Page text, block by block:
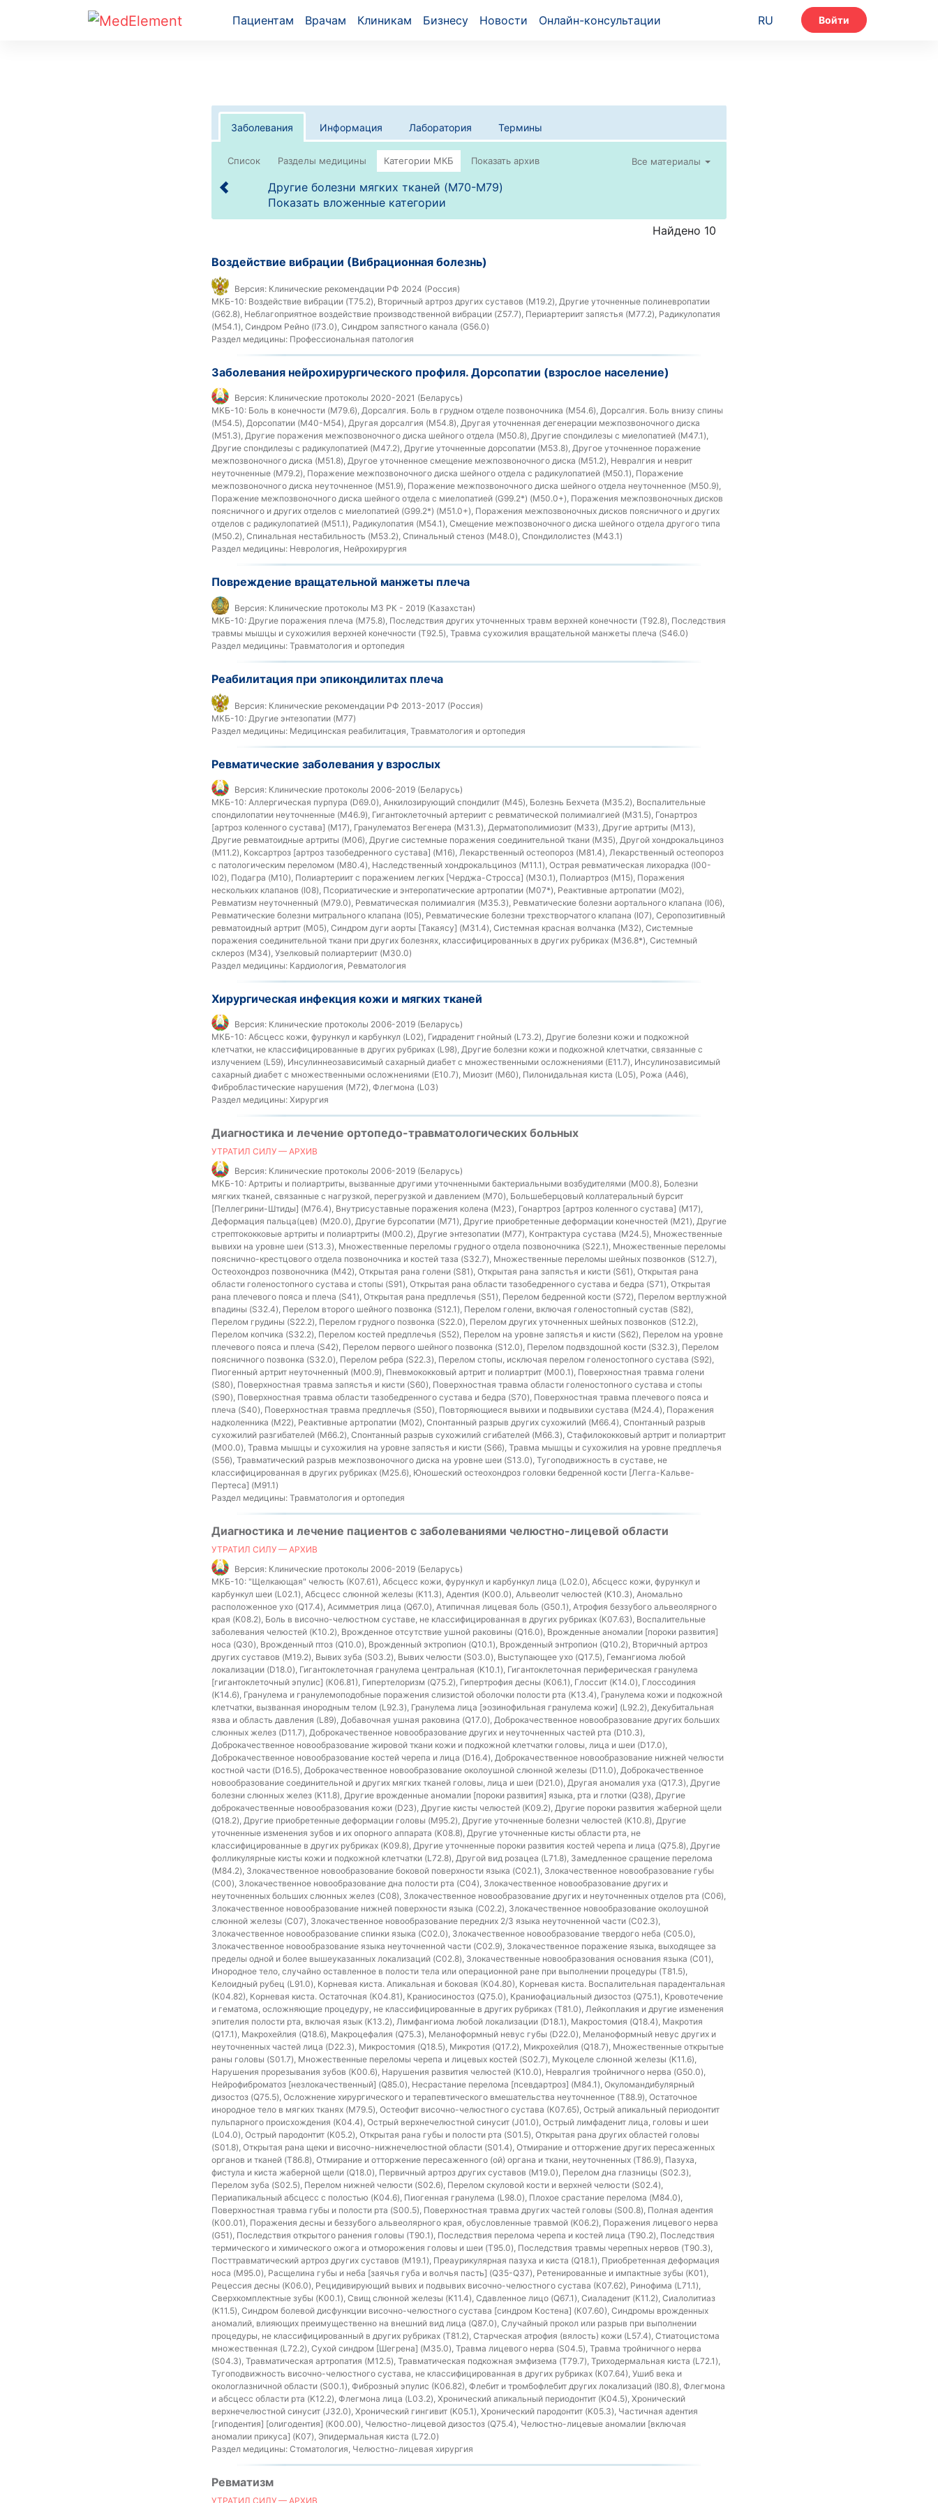
Пациентам Врачам Клиникам Бизнесу Новости Онлайн-консультации RU Войти
Заболевания Информация Лаборатория Термины
Список Все материалы
Другие болезни мягких тканей (M70-M79)
Показать вложенные категории
Найдено 10
Воздействие вибрации (Вибрационная болезнь)
Версия: Клинические рекомендации РФ 2024 (Россия)
МКБ-10: Воздействие вибрации (T75.2), Вторичный артроз других суставов (M19.2), Другие уточненные полиневропатии
(G62.8), Неблагоприятное воздействие производственной вибрации (Z57.7), Периартериит запястья (M77.2), Радикулопатия
(M54.1), Синдром Рейно (I73.0), Синдром запястного канала (G56.0)
Раздел медицины: Профессиональная патология
Заболевания нейрохирургического профиля. Дорсопатии (взрослое население)
Версия: Клинические протоколы 2020-2021 (Беларусь)
МКБ-10: Боль в конечности (M79.6), Дорсалгия. Боль в грудном отделе позвоночника (M54.6), Дорсалгия. Боль внизу спины
(M54.5), Дорсопатии (M40-M54), Другая дорсалгия (M54.8), Другая уточненная дегенерации межпозвоночного диска
(M51.3), Другие поражения межпозвоночного диска шейного отдела (M50.8), Другие спондилезы с миелопатией (M47.1),
Другие спондилезы с радикулопатией (M47.2), Другие уточненные дорсопатии (M53.8), Другое уточненное поражение
межпозвоночного диска (M51.8), Другое уточненное смещение межпозвоночного диска (M51.2), Невралгия и неврит
неуточненные (M79.2), Поражение межпозвоночного диска шейного отдела с радикулопатией (M50.1), Поражение
межпозвоночного диска неуточненное (M51.9), Поражение межпозвоночного диска шейного отдела неуточненное (M50.9),
Поражение межпозвоночного диска шейного отдела с миелопатией (G99.2*) (M50.0+), Поражения межпозвоночных дисков
поясничного и других отделов с миелопатией (G99.2*) (M51.0+), Поражения межпозвоночных дисков поясничного и других
отделов с радикулопатией (M51.1), Радикулопатия (M54.1), Смещение межпозвоночного диска шейного отдела другого типа
(M50.2), Спинальная нестабильность (M53.2), Спинальный стеноз (M48.0), Спондилолистез (M43.1)
Раздел медицины: Неврология, Нейрохирургия
Повреждение вращательной манжеты плеча
Версия: Клинические протоколы МЗ РК - 2019 (Казахстан)
МКБ-10: Другие поражения плеча (M75.8), Последствия других уточненных травм верхней конечности (T92.8), Последствия
травмы мышцы и сухожилия верхней конечности (T92.5), Травма сухожилия вращательной манжеты плеча (S46.0)
Раздел медицины: Травматология и ортопедия
Реабилитация при эпикондилитах плеча
Версия: Клинические рекомендации РФ 2013-2017 (Россия)
МКБ-10: Другие энтезопатии (M77)
Раздел медицины: Медицинская реабилитация, Травматология и ортопедия
Ревматические заболевания у взрослых
Версия: Клинические протоколы 2006-2019 (Беларусь)
МКБ-10: Аллергическая пурпура (D69.0), Анкилозирующий спондилит (M45), Болезнь Бехчета (M35.2), Воспалительные
спондилопатии неуточненные (M46.9), Гигантоклеточный артериит с ревматической полимиалгией (M31.5), Гонартроз
[артроз коленного сустава] (M17), Гранулематоз Вегенера (M31.3), Дерматополимиозит (M33), Другие артриты (M13),
Другие ревматоидные артриты (M06), Другие системные поражения соединительной ткани (M35), Другой хондрокальциноз
(M11.2), Коксартроз [артроз тазобедренного сустава] (M16), Лекарственный остеопороз (M81.4), Лекарственный остеопороз
с патологическим переломом (M80.4), Наследственный хондрокальциноз (M11.1), Острая ревматическая лихорадка (I00-
I02), Подагра (M10), Полиартериит с поражением легких [Черджа-Cтросса] (M30.1), Полиартроз (M15), Поражения
нескольких клапанов (I08), Псориатические и энтеропатические артропатии (M07*), Реактивные артропатии (M02),
Ревматизм неуточненный (M79.0), Ревматическая полимиалгия (M35.3), Ревматические болезни аортального клапана (I06),
Ревматические болезни митрального клапана (I05), Ревматические болезни трехстворчатого клапана (I07), Серопозитивный
ревматоидный артрит (M05), Синдром дуги аорты [Такаясу] (M31.4), Системная красная волчанка (M32), Системные
поражения соединительной ткани при других болезнях, классифицированных в других рубриках (M36.8*), Системный
склероз (M34), Узелковый полиартериит (M30.0)
Раздел медицины: Кардиология, Ревматология
Хирургическая инфекция кожи и мягких тканей
Версия: Клинические протоколы 2006-2019 (Беларусь)
МКБ-10: Абсцесс кожи, фурункул и карбункул (L02), Гидраденит гнойный (L73.2), Другие болезни кожи и подкожной
клетчатки, не классифицированные в других рубриках (L98), Другие болезни кожи и подкожной клетчатки, связанные с
излучением (L59), Инсулиннеозависимый сахарный диабет с множественными осложнениями (E11.7), Инсулинозависимый
сахарный диабет с множественными осложнениями (E10.7), Миозит (M60), Пилонидальная киста (L05), Рожа (A46),
Фибробластические нарушения (M72), Флегмона (L03)
Раздел медицины: Хирургия
Диагностика и лечение ортопедо-травматологических больных
УТРАТИЛ СИЛУ — АРХИВ
Версия: Клинические протоколы 2006-2019 (Беларусь)
МКБ-10: Артриты и полиартриты, вызванные другими уточненными бактериальными возбудителями (M00.8), Болезни
мягких тканей, связанные с нагрузкой, перегрузкой и давлением (M70), Большеберцовый коллатеральный бурсит
[Пеллегрини-Штиды] (M76.4), Внутрисуставные поражения колена (M23), Гонартроз [артроз коленного сустава] (M17),
Деформация пальца(цев) (M20.0), Другие бурсопатии (M71), Другие приобретенные деформации конечностей (M21), Другие
стрептококковые артриты и полиартриты (M00.2), Другие энтезопатии (M77), Контрактура сустава (M24.5), Множественные
вывихи на уровне шеи (S13.3), Множественные переломы грудного отдела позвоночника (S22.1), Множественные переломы
пояснично-крестцового отдела позвоночника и костей таза (S32.7), Множественные переломы шейных позвонков (S12.7),
Остеохондроз позвоночника (M42), Открытая рана голени (S81), Открытая рана запястья и кисти (S61), Открытая рана
области голеностопного сустава и стопы (S91), Открытая рана области тазобедренного сустава и бедра (S71), Открытая
рана плечевого пояса и плеча (S41), Открытая рана предплечья (S51), Перелом бедренной кости (S72), Перелом вертлужной
впадины (S32.4), Перелом второго шейного позвонка (S12.1), Перелом голени, включая голеностопный сустав (S82),
Перелом грудины (S22.2), Перелом грудного позвонка (S22.0), Перелом других уточненных шейных позвонков (S12.2),
Перелом копчика (S32.2), Перелом костей предплечья (S52), Перелом на уровне запястья и кисти (S62), Перелом на уровне
плечевого пояса и плеча (S42), Перелом первого шейного позвонка (S12.0), Перелом подвздошной кости (S32.3), Перелом
поясничного позвонка (S32.0), Перелом ребра (S22.3), Перелом стопы, исключая перелом голеностопного сустава (S92),
Пиогенный артрит неуточненный (M00.9), Пневмококковый артрит и полиартрит (M00.1), Поверхностная травма голени
(S80), Поверхностная травма запястья и кисти (S60), Поверхностная травма области голеностопного сустава и стопы
(S90), Поверхностная травма области тазобедренного сустава и бедра (S70), Поверхностная травма плечевого пояса и
плеча (S40), Поверхностная травма предплечья (S50), Повторяющиеся вывихи и подвывихи сустава (M24.4), Поражения
надколенника (M22), Реактивные артропатии (M02), Спонтанный разрыв других сухожилий (M66.4), Спонтанный разрыв
сухожилий разгибателей (M66.2), Спонтанный разрыв сухожилий сгибателей (M66.3), Стафилококковый артрит и полиартрит
(M00.0), Травма мышцы и сухожилия на уровне запястья и кисти (S66), Травма мышцы и сухожилия на уровне предплечья
(S56), Травматический разрыв межпозвоночного диска на уровне шеи (S13.0), Тугоподвижность в суставе, не
классифицированная в других рубриках (M25.6), Юношеский остеохондроз головки бедренной кости [Легга-Кальве-
Пертеса] (M91.1)
Раздел медицины: Травматология и ортопедия
Диагностика и лечение пациентов с заболеваниями челюстно-лицевой области
УТРАТИЛ СИЛУ — АРХИВ
Версия: Клинические протоколы 2006-2019 (Беларусь)
МКБ-10: "Щелкающая" челюсть (К07.61), Абсцесс кожи, фурункул и карбункул лица (L02.0), Абсцесс кожи, фурункул и
карбункул шеи (L02.1), Абсцесс слюнной железы (K11.3), Адентия (K00.0), Альвеолит челюстей (K10.3), Аномально
расположенное ухо (Q17.4), Асимметрия лица (Q67.0), Атипичная лицевая боль (G50.1), Атрофия беззубого альвеолярного
края (K08.2), Боль в височно-челюстном суставе, не классифицированная в других рубриках (К07.63), Воспалительные
заболевания челюстей (K10.2), Врожденное отсутствие ушной раковины (Q16.0), Врожденные аномалии [пороки развития]
носа (Q30), Врожденный птоз (Q10.0), Врожденный эктропион (Q10.1), Врожденный энтропион (Q10.2), Вторичный артроз
других суставов (M19.2), Вывих зуба (S03.2), Вывих челюсти (S03.0), Выступающее ухо (Q17.5), Гемангиома любой
локализации (D18.0), Гигантоклеточная гранулема центральная (K10.1), Гигантоклеточная периферическая гранулема
[гигантоклеточный эпулис] (К06.81), Гипертелоризм (Q75.2), Гипертрофия десны (K06.1), Глоссит (K14.0), Глоссодиния
(K14.6), Гранулема и гранулемоподобные поражения слизистой оболочки полости рта (K13.4), Гранулема кожи и подкожной
клетчатки, вызванная инородным телом (L92.3), Гранулема лица [эозинофильная гранулема кожи] (L92.2), Декубитальная
язва и область давления (L89), Добавочная ушная раковина (Q17.0), Доброкачественное новообразование других больших
слюнных желез (D11.7), Доброкачественное новообразование других и неуточненных частей рта (D10.3),
Доброкачественное новообразование жировой ткани кожи и подкожной клетчатки головы, лица и шеи (D17.0),
Доброкачественное новообразование костей черепа и лица (D16.4), Доброкачественное новообразование нижней челюсти
костной части (D16.5), Доброкачественное новообразование околоушной слюнной железы (D11.0), Доброкачественное
новообразование соединительной и других мягких тканей головы, лица и шеи (D21.0), Другая аномалия уха (Q17.3), Другие
болезни слюнных желез (K11.8), Другие врожденные аномалии [пороки развития] языка, рта и глотки (Q38), Другие
доброкачественные новообразования кожи (D23), Другие кисты челюстей (K09.2), Другие пороки развития жаберной щели
(Q18.2), Другие приобретенные деформации головы (M95.2), Другие уточненные болезни челюстей (K10.8), Другие
уточненные изменения зубов и их опорного аппарата (K08.8), Другие уточненные кисты области рта, не
классифицированные в других рубриках (K09.8), Другие уточненные пороки развития костей черепа и лица (Q75.8), Другие
фолликулярные кисты кожи и подкожной клетчатки (L72.8), Другой вид розацеа (L71.8), Замедленное сращение перелома
(M84.2), Злокачественное новообразование боковой поверхности языка (C02.1), Злокачественное новообразование губы
(C00), Злокачественное новообразование дна полости рта (C04), Злокачественное новообразование других и
неуточненных больших слюнных желез (C08), Злокачественное новообразование других и неуточненных отделов рта (C06),
Злокачественное новообразование нижней поверхности языка (C02.2), Злокачественное новообразование околоушной
слюнной железы (C07), Злокачественное новообразование передних 2/3 языка неуточненной части (C02.3),
Злокачественное новообразование спинки языка (C02.0), Злокачественное новообразование твердого неба (C05.0),
Злокачественное новообразование языка неуточненной части (C02.9), Злокачественное поражение языка, выходящее за
пределы одной и более вышеуказанных локализаций (C02.8), Злокачественные новообразования основания языка (C01),
Инородное тело, случайно оставленное в полости тела или операционной ране при выполнении процедуры (T81.5),
Келоидный рубец (L91.0), Корневая киста. Апикальная и боковая (К04.80), Корневая киста. Воспалительная парадентальная
(К04.82), Корневая киста. Остаточная (К04.81), Краниосиностоз (Q75.0), Краниофациальный дизостоз (Q75.1), Кровотечение
и гематома, осложняющие процедуру, не классифицированные в других рубриках (T81.0), Лейкоплакия и другие изменения
эпителия полости рта, включая язык (K13.2), Лимфангиома любой локализации (D18.1), Макростомия (Q18.4), Макротия
(Q17.1), Макрохейлия (Q18.6), Макроцефалия (Q75.3), Меланоформный невус губы (D22.0), Меланоформный невус других и
неуточненных частей лица (D22.3), Микростомия (Q18.5), Микротия (Q17.2), Микрохейлия (Q18.7), Множественные открытые
раны головы (S01.7), Множественные переломы черепа и лицевых костей (S02.7), Мукоцеле слюнной железы (K11.6),
Нарушения прорезывания зубов (K00.6), Нарушения развития челюстей (K10.0), Невралгия тройничного нерва (G50.0),
Нейрофиброматоз [незлокачественный] (Q85.0), Несрастание перелома [псевдартроз] (M84.1), Окуломандибулярный
дизостоз (Q75.5), Осложнение хирургического и терапевтического вмешательства неуточненное (T88.9), Остаточное
инородное тело в мягких тканях (M79.5), Остеофит височно-челюстного сустава (К07.65), Острый апикальный периодонтит
пульпарного происхождения (K04.4), Острый верхнечелюстной синусит (J01.0), Острый лимфаденит лица, головы и шеи
(L04.0), Острый пародонтит (K05.2), Открытая рана губы и полости рта (S01.5), Открытая рана других областей головы
(S01.8), Открытая рана щеки и височно-нижнечелюстной области (S01.4), Отмирание и отторжение других пересаженных
органов и тканей (T86.8), Отмирание и отторжение пересаженного (ой) органа и ткани, неуточненных (T86.9), Пазуха,
фистула и киста жаберной щели (Q18.0), Первичный артроз других суставов (M19.0), Перелом дна глазницы (S02.3),
Перелом зуба (S02.5), Перелом нижней челюсти (S02.6), Перелом скуловой кости и верхней челюсти (S02.4),
Периапикальный абсцесс с полостью (K04.6), Пиогенная гранулема (L98.0), Плохое срастание перелома (M84.0),
Поверхностная травма губы и полости рта (S00.5), Поверхностная травма других частей головы (S00.8), Полная адентия
(К00.01), Поражения десны и беззубого альвеолярного края, обусловленные травмой (K06.2), Поражения лицевого нерва
(G51), Последствия открытого ранения головы (T90.1), Последствия перелома черепа и костей лица (T90.2), Последствия
термического и химического ожога и отморожения головы и шеи (T95.0), Последствия травмы черепных нервов (T90.3),
Посттравматический артроз других суставов (M19.1), Преаурикулярная пазуха и киста (Q18.1), Приобретенная деформация
носа (M95.0), Расщелина губы и неба [заячья губа и волчья пасть] (Q35-Q37), Ретенированные и импактные зубы (K01),
Рецессия десны (K06.0), Рецидивирующий вывих и подвывих височно-челюстного сустава (К07.62), Ринофима (L71.1),
Сверхкомплектные зубы (K00.1), Свищ слюнной железы (K11.4), Сдавленное лицо (Q67.1), Сиаладенит (K11.2), Сиалолитиаз
(K11.5), Синдром болевой дисфункции височно-челюстного сустава [синдром Костена] (К07.60), Синдромы врожденных
аномалий, влияющих преимущественно на внешний вид лица (Q87.0), Случайный прокол или разрыв при выполнении
процедуры, не классифицированный в других рубриках (T81.2), Старческая атрофия (вялость) кожи (L57.4), Стиатоцистома
множественная (L72.2), Сухой синдром [Шегрена] (M35.0), Травма лицевого нерва (S04.5), Травма тройничного нерва
(S04.3), Травматическая артропатия (M12.5), Травматическая подкожная эмфизема (T79.7), Триходермальная киста (L72.1),
Тугоподвижность височно-челюстного сустава, не классифицированная в других рубриках (К07.64), Ушиб века и
окологлазничной области (S00.1), Фиброзный эпулис (К06.82), Флебит и тромбофлебит других локализаций (I80.8), Флегмона
и абсцесс области рта (K12.2), Флегмона лица (L03.2), Хронический апикальный периодонтит (K04.5), Хронический
верхнечелюстной синусит (J32.0), Хронический гингивит (K05.1), Хронический пародонтит (K05.3), Частичная адентия
[гиподентия] [олигодентия] (К00.00), Челюстно-лицевой дизостоз (Q75.4), Челюстно-лицевые аномалии [включая
аномалии прикуса] (K07), Эпидермальная киста (L72.0)
Раздел медицины: Стоматология, Челюстно-лицевая хирургия
Ревматизм
УТРАТИЛ СИЛУ — АРХИВ